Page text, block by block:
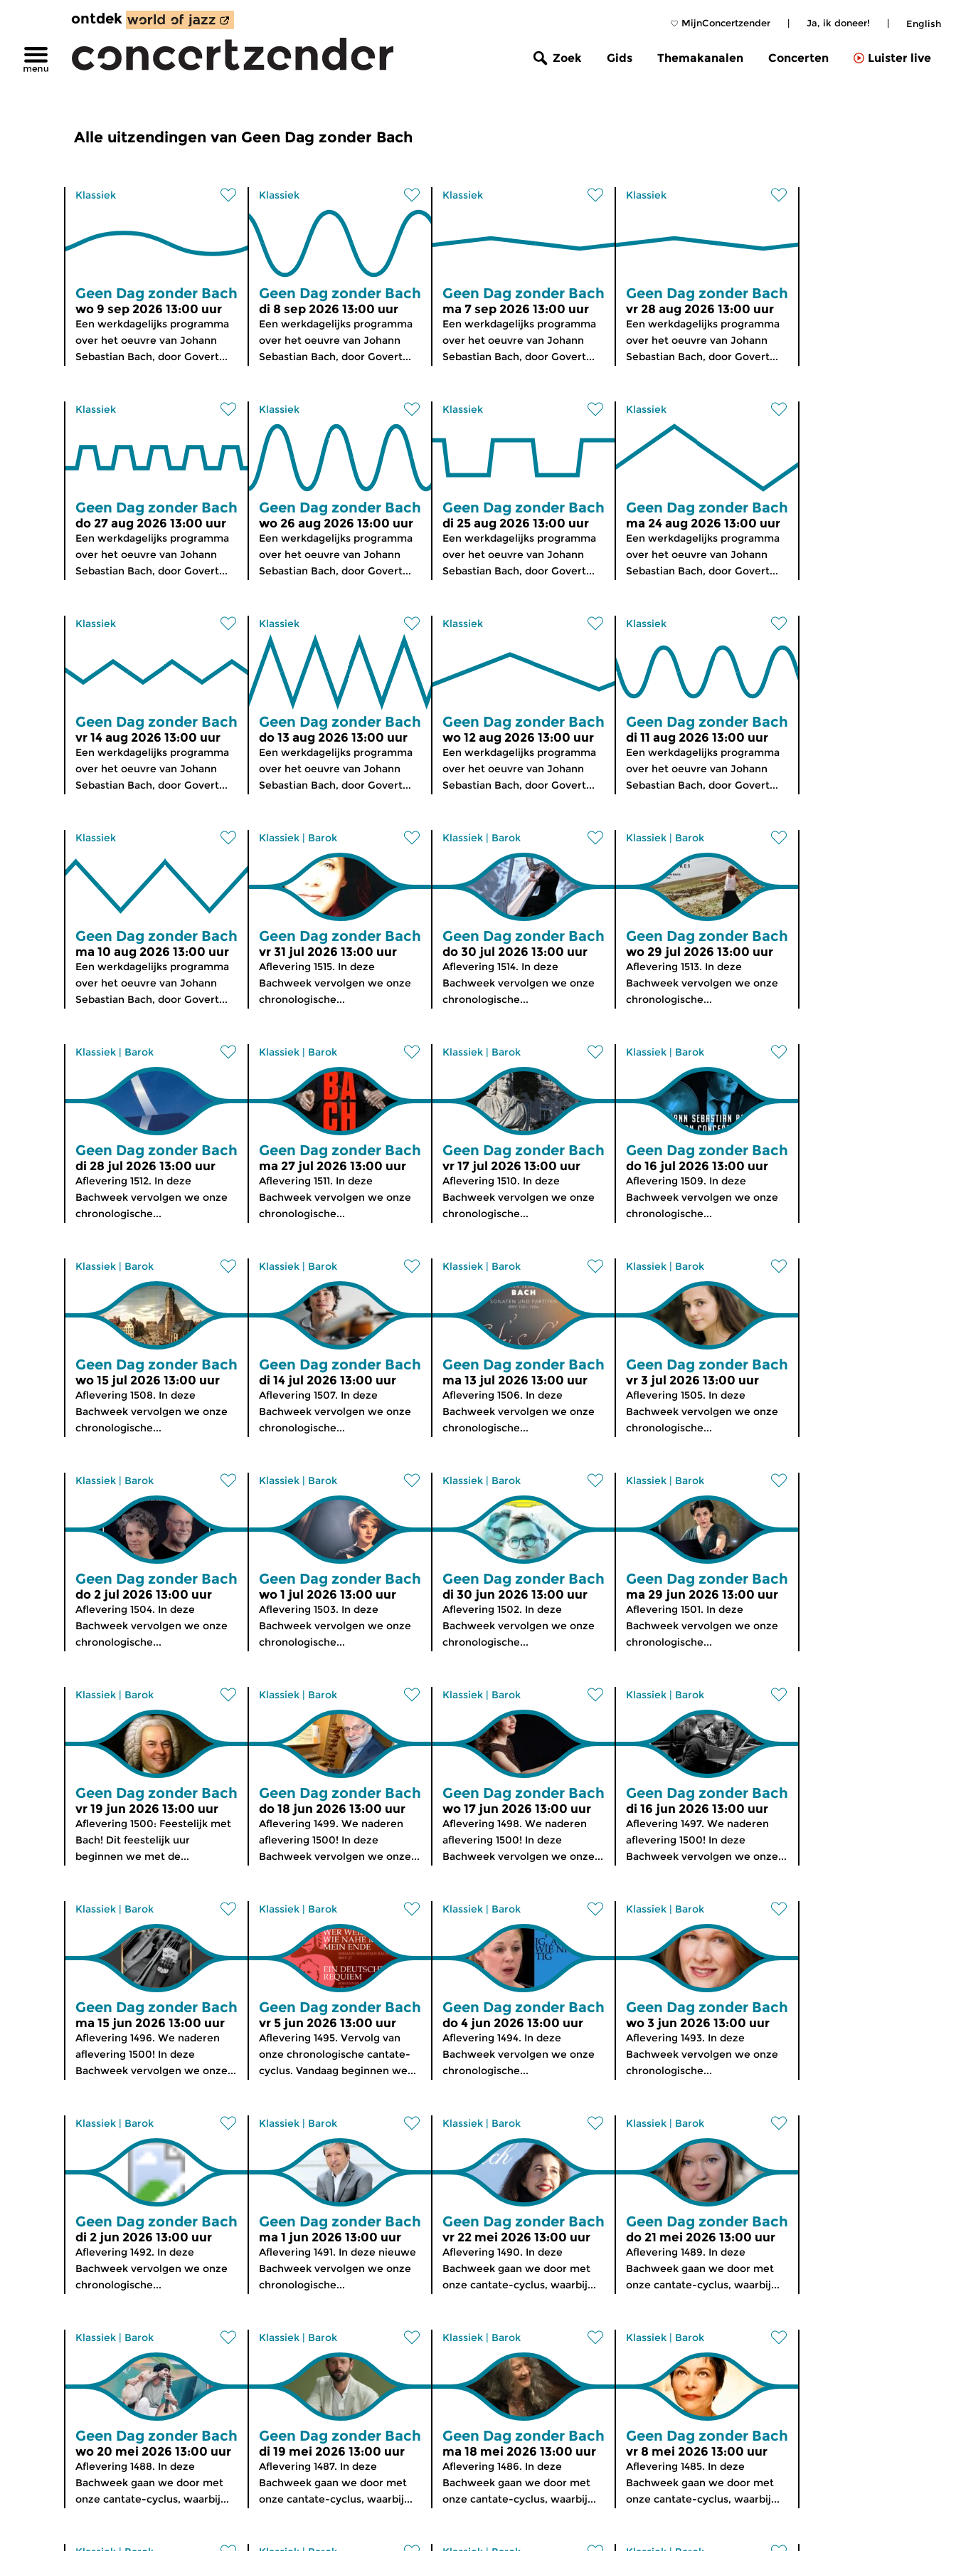
MijnConcertzender | Ja, ik doneer! | English
ontdek
Zoek Gids Themakanalen Concerten Luister live
Alle uitzendingen van Geen Dag zonder Bach
Klassiek
Geen Dag zonder Bach
wo 9 sep 2026 13:00 uur
Een werkdagelijks programma
over het oeuvre van Johann
Sebastian Bach, door Govert...
Klassiek
Geen Dag zonder Bach
di 8 sep 2026 13:00 uur
Een werkdagelijks programma
over het oeuvre van Johann
Sebastian Bach, door Govert...
Klassiek
Geen Dag zonder Bach
ma 7 sep 2026 13:00 uur
Een werkdagelijks programma
over het oeuvre van Johann
Sebastian Bach, door Govert...
Klassiek
Geen Dag zonder Bach
vr 28 aug 2026 13:00 uur
Een werkdagelijks programma
over het oeuvre van Johann
Sebastian Bach, door Govert...
Klassiek
Geen Dag zonder Bach
do 27 aug 2026 13:00 uur
Een werkdagelijks programma
over het oeuvre van Johann
Sebastian Bach, door Govert...
Klassiek
Geen Dag zonder Bach
wo 26 aug 2026 13:00 uur
Een werkdagelijks programma
over het oeuvre van Johann
Sebastian Bach, door Govert...
Klassiek
Geen Dag zonder Bach
di 25 aug 2026 13:00 uur
Een werkdagelijks programma
over het oeuvre van Johann
Sebastian Bach, door Govert...
Klassiek
Geen Dag zonder Bach
ma 24 aug 2026 13:00 uur
Een werkdagelijks programma
over het oeuvre van Johann
Sebastian Bach, door Govert...
Klassiek
Geen Dag zonder Bach
vr 14 aug 2026 13:00 uur
Een werkdagelijks programma
over het oeuvre van Johann
Sebastian Bach, door Govert...
Klassiek
Geen Dag zonder Bach
do 13 aug 2026 13:00 uur
Een werkdagelijks programma
over het oeuvre van Johann
Sebastian Bach, door Govert...
Klassiek
Geen Dag zonder Bach
wo 12 aug 2026 13:00 uur
Een werkdagelijks programma
over het oeuvre van Johann
Sebastian Bach, door Govert...
Klassiek
Geen Dag zonder Bach
di 11 aug 2026 13:00 uur
Een werkdagelijks programma
over het oeuvre van Johann
Sebastian Bach, door Govert...
Klassiek
Geen Dag zonder Bach
ma 10 aug 2026 13:00 uur
Een werkdagelijks programma
over het oeuvre van Johann
Sebastian Bach, door Govert...
Klassiek | Barok
Geen Dag zonder Bach
vr 31 jul 2026 13:00 uur
Aflevering 1515. In deze
Bachweek vervolgen we onze
chronologische...
Klassiek | Barok
Geen Dag zonder Bach
do 30 jul 2026 13:00 uur
Aflevering 1514. In deze
Bachweek vervolgen we onze
chronologische...
Klassiek | Barok
Geen Dag zonder Bach
wo 29 jul 2026 13:00 uur
Aflevering 1513. In deze
Bachweek vervolgen we onze
chronologische...
Klassiek | Barok
Geen Dag zonder Bach
di 28 jul 2026 13:00 uur
Aflevering 1512. In deze
Bachweek vervolgen we onze
chronologische...
Klassiek | Barok
Geen Dag zonder Bach
ma 27 jul 2026 13:00 uur
Aflevering 1511. In deze
Bachweek vervolgen we onze
chronologische...
Klassiek | Barok
Geen Dag zonder Bach
vr 17 jul 2026 13:00 uur
Aflevering 1510. In deze
Bachweek vervolgen we onze
chronologische...
Klassiek | Barok
Geen Dag zonder Bach
do 16 jul 2026 13:00 uur
Aflevering 1509. In deze
Bachweek vervolgen we onze
chronologische...
Klassiek | Barok
Geen Dag zonder Bach
wo 15 jul 2026 13:00 uur
Aflevering 1508. In deze
Bachweek vervolgen we onze
chronologische...
Klassiek | Barok
Geen Dag zonder Bach
di 14 jul 2026 13:00 uur
Aflevering 1507. In deze
Bachweek vervolgen we onze
chronologische...
Klassiek | Barok
Geen Dag zonder Bach
ma 13 jul 2026 13:00 uur
Aflevering 1506. In deze
Bachweek vervolgen we onze
chronologische...
Klassiek | Barok
Geen Dag zonder Bach
vr 3 jul 2026 13:00 uur
Aflevering 1505. In deze
Bachweek vervolgen we onze
chronologische...
Klassiek | Barok
Geen Dag zonder Bach
do 2 jul 2026 13:00 uur
Aflevering 1504. In deze
Bachweek vervolgen we onze
chronologische...
Klassiek | Barok
Geen Dag zonder Bach
wo 1 jul 2026 13:00 uur
Aflevering 1503. In deze
Bachweek vervolgen we onze
chronologische...
Klassiek | Barok
Geen Dag zonder Bach
di 30 jun 2026 13:00 uur
Aflevering 1502. In deze
Bachweek vervolgen we onze
chronologische...
Klassiek | Barok
Geen Dag zonder Bach
ma 29 jun 2026 13:00 uur
Aflevering 1501. In deze
Bachweek vervolgen we onze
chronologische...
Klassiek | Barok
Geen Dag zonder Bach
vr 19 jun 2026 13:00 uur
Aflevering 1500: Feestelijk met
Bach! Dit feestelijk uur
beginnen we met de...
Klassiek | Barok
Geen Dag zonder Bach
do 18 jun 2026 13:00 uur
Aflevering 1499. We naderen
aflevering 1500! In deze
Bachweek vervolgen we onze...
Klassiek | Barok
Geen Dag zonder Bach
wo 17 jun 2026 13:00 uur
Aflevering 1498. We naderen
aflevering 1500! In deze
Bachweek vervolgen we onze...
Klassiek | Barok
Geen Dag zonder Bach
di 16 jun 2026 13:00 uur
Aflevering 1497. We naderen
aflevering 1500! In deze
Bachweek vervolgen we onze...
Klassiek | Barok
Geen Dag zonder Bach
ma 15 jun 2026 13:00 uur
Aflevering 1496. We naderen
aflevering 1500! In deze
Bachweek vervolgen we onze...
Klassiek | Barok
Geen Dag zonder Bach
vr 5 jun 2026 13:00 uur
Aflevering 1495. Vervolg van
onze chronologische cantate-
cyclus. Vandaag beginnen we...
Klassiek | Barok
Geen Dag zonder Bach
do 4 jun 2026 13:00 uur
Aflevering 1494. In deze
Bachweek vervolgen we onze
chronologische...
Klassiek | Barok
Geen Dag zonder Bach
wo 3 jun 2026 13:00 uur
Aflevering 1493. In deze
Bachweek vervolgen we onze
chronologische...
Klassiek | Barok
Geen Dag zonder Bach
di 2 jun 2026 13:00 uur
Aflevering 1492. In deze
Bachweek vervolgen we onze
chronologische...
Klassiek | Barok
Geen Dag zonder Bach
ma 1 jun 2026 13:00 uur
Aflevering 1491. In deze nieuwe
Bachweek vervolgen we onze
chronologische...
Klassiek | Barok
Geen Dag zonder Bach
vr 22 mei 2026 13:00 uur
Aflevering 1490. In deze
Bachweek gaan we door met
onze cantate-cyclus, waarbij...
Klassiek | Barok
Geen Dag zonder Bach
do 21 mei 2026 13:00 uur
Aflevering 1489. In deze
Bachweek gaan we door met
onze cantate-cyclus, waarbij...
Klassiek | Barok
Geen Dag zonder Bach
wo 20 mei 2026 13:00 uur
Aflevering 1488. In deze
Bachweek gaan we door met
onze cantate-cyclus, waarbij...
Klassiek | Barok
Geen Dag zonder Bach
di 19 mei 2026 13:00 uur
Aflevering 1487. In deze
Bachweek gaan we door met
onze cantate-cyclus, waarbij...
Klassiek | Barok
Geen Dag zonder Bach
ma 18 mei 2026 13:00 uur
Aflevering 1486. In deze
Bachweek gaan we door met
onze cantate-cyclus, waarbij...
Klassiek | Barok
Geen Dag zonder Bach
vr 8 mei 2026 13:00 uur
Aflevering 1485. In deze
Bachweek gaan we door met
onze cantate-cyclus, waarbij...